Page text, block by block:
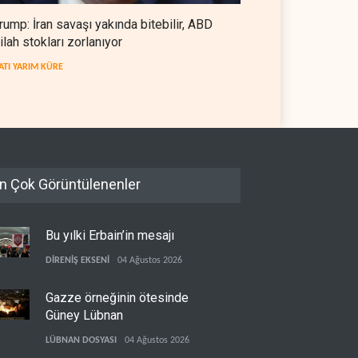
İran savaşı yakında bitebilir, ABD
stokları zorlanıyor
YARIM KÜRE
Çok Görüntülenenler
Bu yılki Erbain’in mesajı
DİRENİŞ EKSENİ 04 Ağustos 2026
Gazze örneğinin ötesinde
Güney Lübnan
LÜBNAN DOSYASI 04 Ağustos 2026